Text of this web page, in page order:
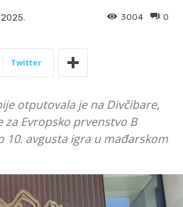
2025. 0
3004
Twitter
otputovala je na Divčibare,
Evropsko prvenstvo B
10. avgusta igra u mađarskom